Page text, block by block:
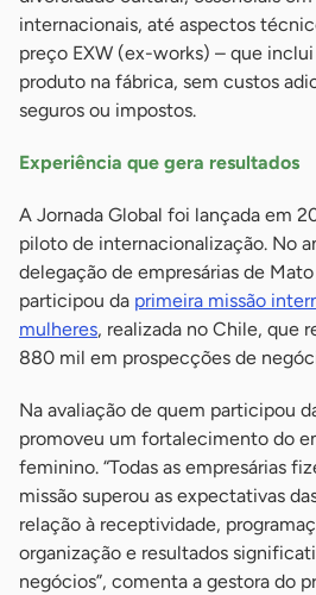
internacionais, até aspectos
preço EXW (ex-works) – que
produto na fábrica, sem custos
seguros ou impostos.
Experiência que gera resultados
A Jornada Global foi lançada em
piloto de internacionalização. No
delegação de empresárias de
participou da primeira missão
mulheres, realizada no Chile, que
880 mil em prospecções de
Na avaliação de quem participou
promoveu um fortalecimento do
feminino. “Todas as empresárias
missão superou as expectativas
relação à receptividade,
organização e resultados
negócios”, comenta a gestora do